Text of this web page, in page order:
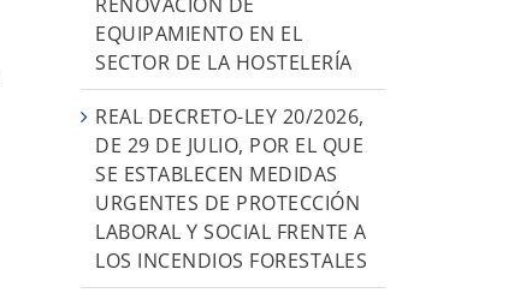
EQUIPAMIENTO EN EL
SECTOR DE LA HOSTELERÍA
REAL DECRETO-LEY 20/2026,
DE 29 DE JULIO, POR EL QUE
SE ESTABLECEN MEDIDAS
URGENTES DE PROTECCIÓN
LABORAL Y SOCIAL FRENTE A
LOS INCENDIOS FORESTALES